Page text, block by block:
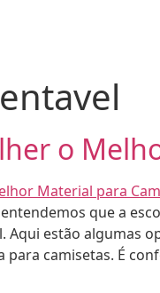
o
entendemos que a
Aqui estão algumas
para camisetas. É